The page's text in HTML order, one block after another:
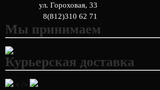
ул. Гороховая, 33
8(812)310 62 71
Мы принимаем
Курьерская доставка
< />